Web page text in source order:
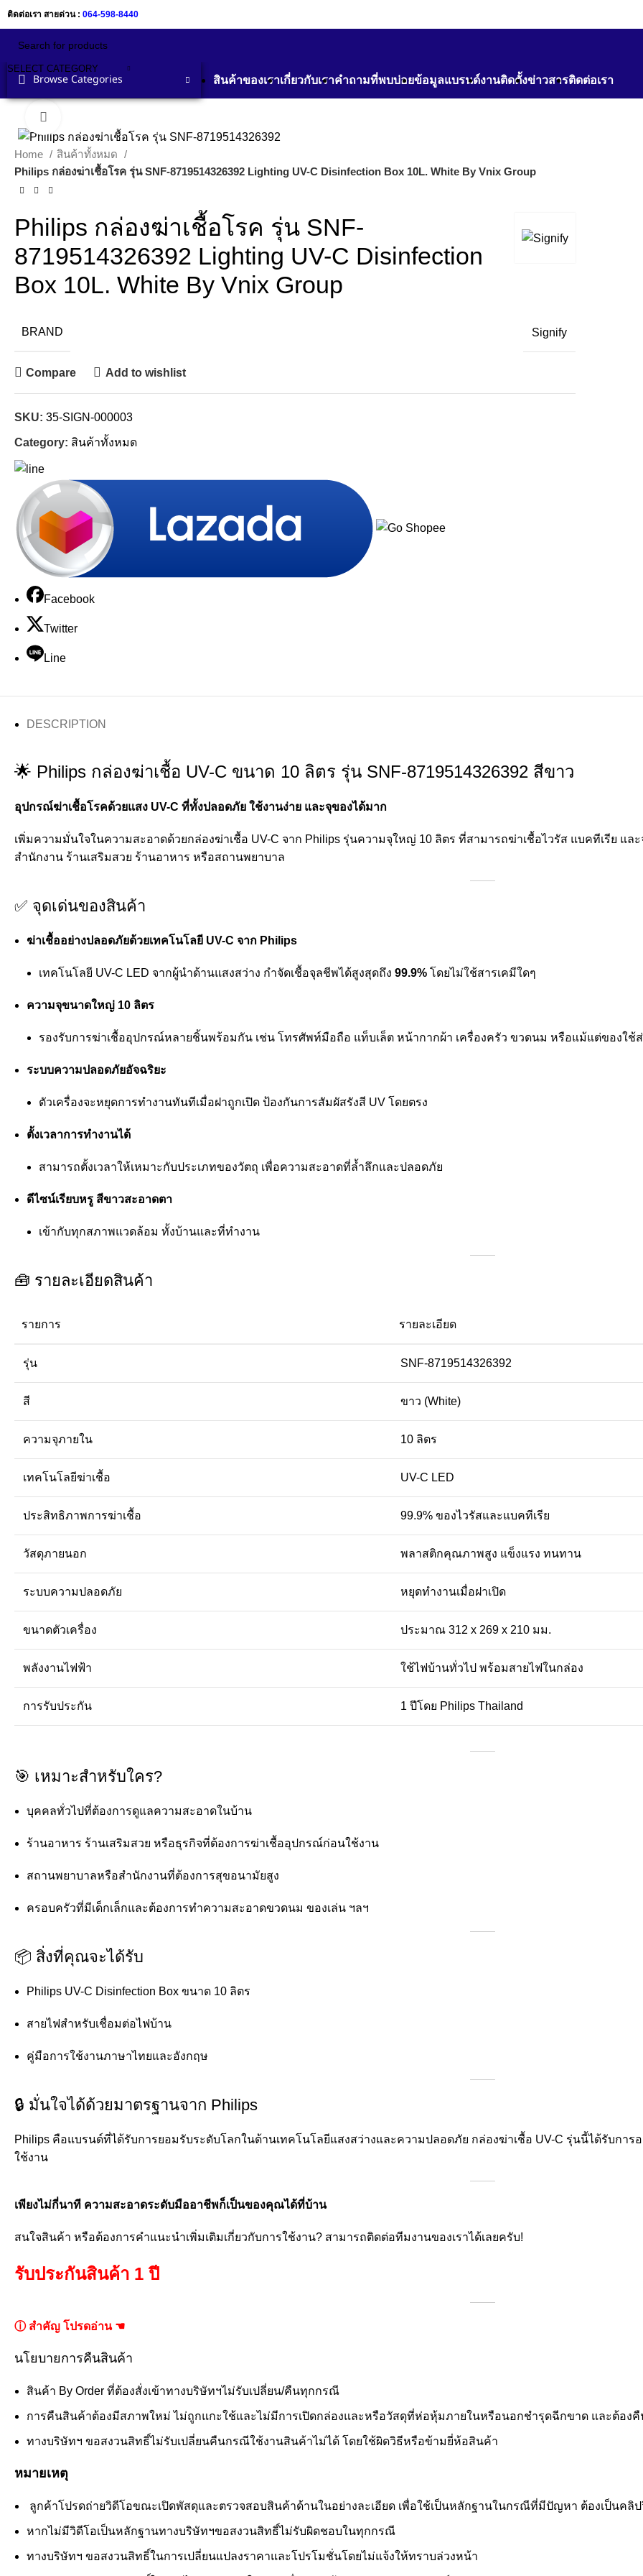
ติดต่อเรา สายด่วน : 064-598-8440
SELECT CATEGORY
Browse Categories สินค้าของเราเกี่ยวกับเราคำถามที่พบบ่อยข้อมูลแบรนด์งานติดตั้งข่าวสารติดต่อเรา
Home
สินค้าทั้งหมด
Philips กล่องฆ่าเชื้อโรค รุ่น SNF-8719514326392 Lighting UV-C Disinfection Box 10L. White By Vnix Group
Philips กล่องฆ่าเชื้อโรค รุ่น SNF-
8719514326392 Lighting UV-C Disinfection
Box 10L. White By Vnix Group
BRAND Signify
Compare Add to wishlist
SKU: 35-SIGN-000003
Category: สินค้าทั้งหมด
Facebook
Twitter
Line
DESCRIPTION
🌟 Philips กล่องฆ่าเชื้อ UV-C ขนาด 10 ลิตร รุ่น SNF-8719514326392 สีขาว
อุปกรณ์ฆ่าเชื้อโรคด้วยแสง UV-C ที่ทั้งปลอดภัย ใช้งานง่าย และจุของได้มาก
เพิ่มความมั่นใจในความสะอาดด้วยกล่องฆ่าเชื้อ UV-C จาก Philips รุ่นความจุใหญ่ 10 ลิตร ที่สามารถฆ่าเชื้อไวรัส แบคทีเรีย แ
สำนักงาน ร้านเสริมสวย ร้านอาหาร หรือสถานพยาบาล
✅ จุดเด่นของสินค้า
ฆ่าเชื้ออย่างปลอดภัยด้วยเทคโนโลยี UV-C จาก Philips
เทคโนโลยี UV-C LED จากผู้นำด้านแสงสว่าง กำจัดเชื้อจุลชีพได้สูงสุดถึง 99.9% โดยไม่ใช้สารเคมีใดๆ
ความจุขนาดใหญ่ 10 ลิตร
รองรับการฆ่าเชื้ออุปกรณ์หลายชิ้นพร้อมกัน เช่น โทรศัพท์มือถือ แท็บเล็ต หน้ากากผ้า เครื่องครัว ขวดนม หรือแม้แต่ของใช้
ระบบความปลอดภัยอัจฉริยะ
ตัวเครื่องจะหยุดการทำงานทันทีเมื่อฝาถูกเปิด ป้องกันการสัมผัสรังสี UV โดยตรง
ตั้งเวลาการทำงานได้
สามารถตั้งเวลาให้เหมาะกับประเภทของวัตถุ เพื่อความสะอาดที่ล้ำลึกและปลอดภัย
ดีไซน์เรียบหรู สีขาวสะอาดตา
เข้ากับทุกสภาพแวดล้อม ทั้งบ้านและที่ทำงาน
🧰 รายละเอียดสินค้า
รายการ รายละเอียด
รุ่น SNF-8719514326392
สี ขาว (White)
ความจุภายใน 10 ลิตร
เทคโนโลยีฆ่าเชื้อ UV-C LED
ประสิทธิภาพการฆ่าเชื้อ 99.9% ของไวรัสและแบคทีเรีย
วัสดุภายนอก พลาสติกคุณภาพสูง แข็งแรง ทนทาน
ระบบความปลอดภัย หยุดทำงานเมื่อฝาเปิด
ขนาดตัวเครื่อง ประมาณ 312 x 269 x 210 มม.
พลังงานไฟฟ้า ใช้ไฟบ้านทั่วไป พร้อมสายไฟในกล่อง
การรับประกัน 1 ปีโดย Philips Thailand
🎯 เหมาะสำหรับใคร?
บุคคลทั่วไปที่ต้องการดูแลความสะอาดในบ้าน
ร้านอาหาร ร้านเสริมสวย หรือธุรกิจที่ต้องการฆ่าเชื้ออุปกรณ์ก่อนใช้งาน
สถานพยาบาลหรือสำนักงานที่ต้องการสุขอนามัยสูง
ครอบครัวที่มีเด็กเล็กและต้องการทำความสะอาดขวดนม ของเล่น ฯลฯ
📦 สิ่งที่คุณจะได้รับ
Philips UV-C Disinfection Box ขนาด 10 ลิตร
สายไฟสำหรับเชื่อมต่อไฟบ้าน
คู่มือการใช้งานภาษาไทยและอังกฤษ
🔒 มั่นใจได้ด้วยมาตรฐานจาก Philips
Philips คือแบรนด์ที่ได้รับการยอมรับระดับโลกในด้านเทคโนโลยีแสงสว่างและความปลอดภัย กล่องฆ่าเชื้อ UV-C รุ่นนี้ได้รับกา
ใช้งาน
เพียงไม่กี่นาที ความสะอาดระดับมืออาชีพก็เป็นของคุณได้ที่บ้าน
สนใจสินค้า หรือต้องการคำแนะนำเพิ่มเติมเกี่ยวกับการใช้งาน? สามารถติดต่อทีมงานของเราได้เลยครับ!
รับประกันสินค้า 1 ปี
ⓘ สำคัญ โปรดอ่าน ☚
นโยบายการคืนสินค้า
สินค้า By Order ที่ต้องสั่งเข้าทางบริษัทฯไม่รับเปลี่ยน/คืนทุกกรณี
การคืนสินค้าต้องมีสภาพใหม่ ไม่ถูกแกะใช้และไม่มีการเปิดกล่องและหรือวัสดุที่ห่อหุ้มภายในหรือนอกชำรุดฉีกขาด และต้อง
ทางบริษัทฯ ขอสงวนสิทธิ์ไม่รับเปลี่ยนคืนกรณีใช้งานสินค้าไม่ได้ โดยใช้ผิดวิธีหรือข้ามยี่ห้อสินค้า
หมายเหตุ
ลูกค้าโปรดถ่ายวิดีโอขณะเปิดพัสดุและตรวจสอบสินค้าด้านในอย่างละเอียด เพื่อใช้เป็นหลักฐานในกรณีที่มีปัญหา ต้องเป็นคลิ
หากไม่มีวิดีโอเป็นหลักฐานทางบริษัทฯขอสงวนสิทธิ์ไม่รับผิดชอบในทุกกรณี
ทางบริษัทฯ ขอสงวนสิทธิ์ในการเปลี่ยนแปลงราคาและโปรโมชั่นโดยไม่แจ้งให้ทราบล่วงหน้า